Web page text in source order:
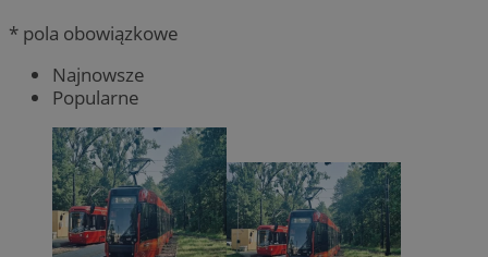
* pola obowiązkowe
Najnowsze
Popularne